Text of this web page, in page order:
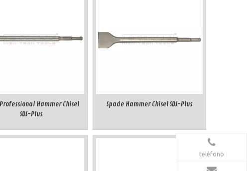
Hammer Chisel
SDS-Plus
Spade Hammer Chisel SDS-Plus
teléfono